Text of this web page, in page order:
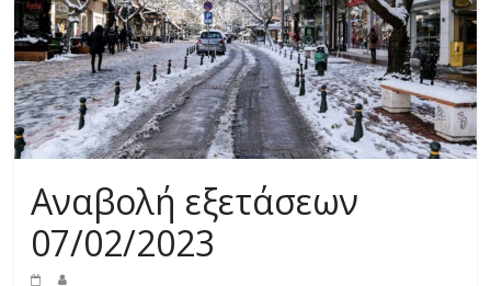
Αναβολή εξετάσεων
07/02/2023